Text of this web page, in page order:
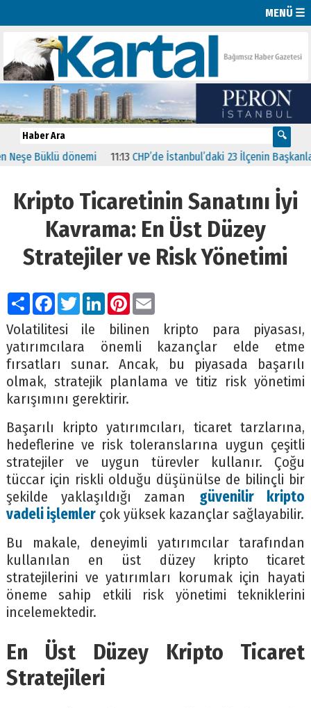
MENÜ ☰
Büklü dönemi 11:13 CHP’de İstanbul’daki 23 İlçenin Başkanları
Kripto Ticaretinin Sanatını İyi
Kavrama: En Üst Düzey
Stratejiler ve Risk Yönetimi
PaylaşFacebook
TwitterLinkedIn
Pinterest
Email
Volatilitesi ile bilinen kripto para piyasası,
yatırımcılara önemli kazançlar elde etme
fırsatları sunar. Ancak, bu piyasada başarılı
olmak, stratejik planlama ve titiz risk yönetimi
karışımını gerektirir.
Başarılı kripto yatırımcıları, ticaret tarzlarına,
hedeflerine ve risk toleranslarına uygun çeşitli
stratejiler ve uygun türevler kullanır. Çoğu
tüccar için riskli olduğu düşünülse de bilinçli bir
şekilde yaklaşıldığı zaman güvenilir kripto
vadeli işlemlerçok yüksek kazançlar sağlayabilir.
Bu makale, deneyimli yatırımcılar tarafından
kullanılan en üst düzey kripto ticaret
stratejilerini ve yatırımları korumak için hayati
öneme sahip etkili risk yönetimi tekniklerini
incelemektedir.
En Üst Düzey Kripto Ticaret
Stratejileri